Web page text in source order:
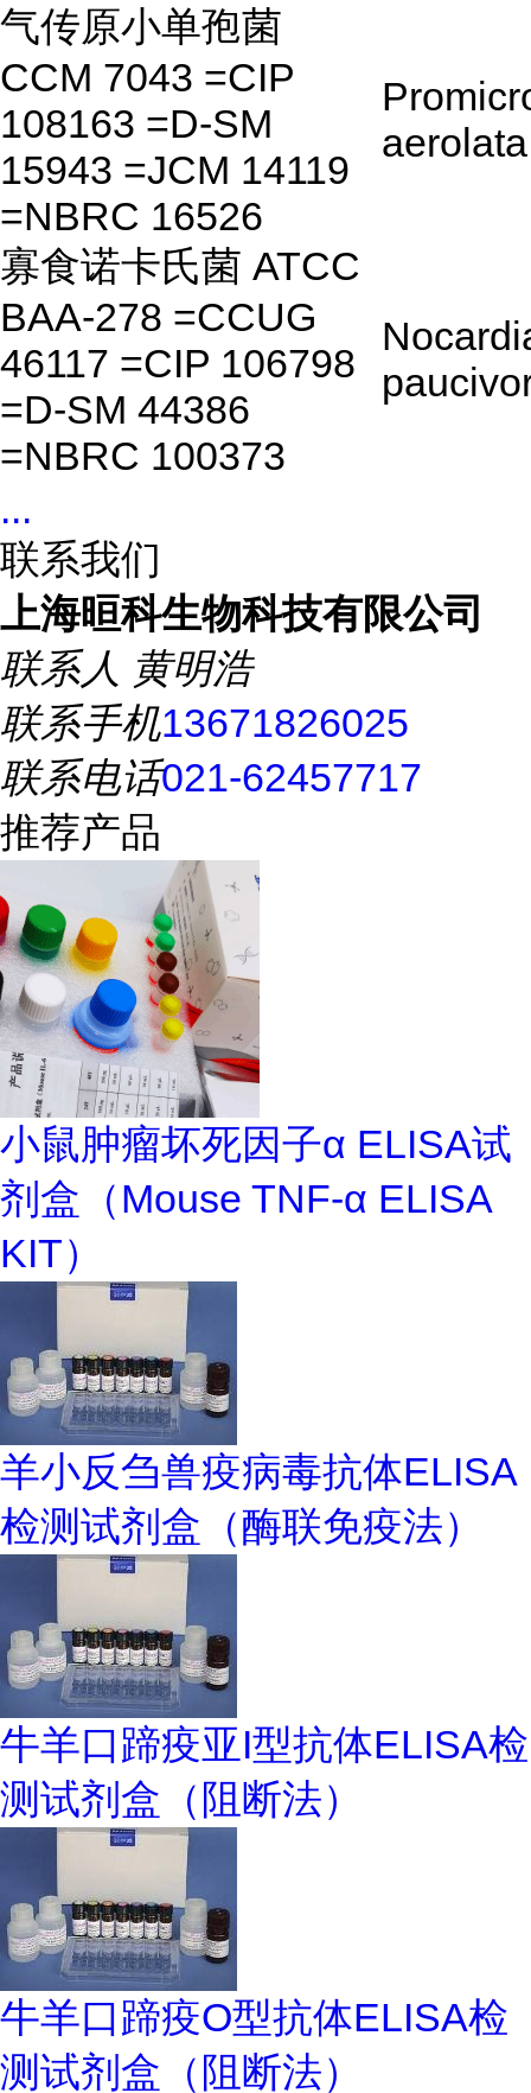
气传原小单孢菌
CCM 7043 =CIP
108163 =D-SM
15943 =JCM 14119
=NBRC 16526
aerolata
寡食诺卡氏菌 ATCC
BAA-278 =CCUG
46117 =CIP 106798
=D-SM 44386
=NBRC 100373
...
联系我们
上海晅科生物科技有限公司
联系人 黄明浩
联系手机13671826025
联系电话021-62457717
推荐产品
小鼠肿瘤坏死因子α ELISA试
剂盒（Mouse TNF-α ELISA
KIT）
羊小反刍兽疫病毒抗体ELISA
检测试剂盒（酶联免疫法）
牛羊口蹄疫亚I型抗体ELISA检
测试剂盒（阻断法）
牛羊口蹄疫O型抗体ELISA检
测试剂盒（阻断法）